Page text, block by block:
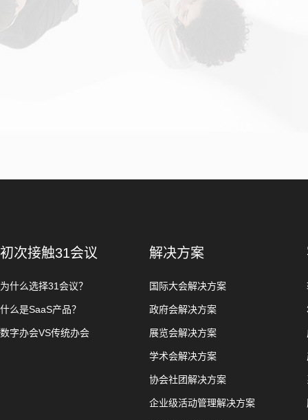
初次接触31会议
为什么选择31会议？
什么是SaaS产品？
数字办会VS传统办会
解决方案
国际大会解决方案
政府会解决方案
展览会解决方案
学术会解决方案
协会社团解决方案
企业级活动管理解决方案